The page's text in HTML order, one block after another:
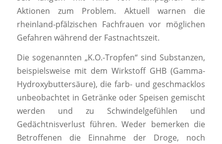
Aktionen zum Problem. Aktuell warnen die
rheinland-pfälzischen Fachfrauen vor möglichen
Gefahren während der Fastnachtszeit.
Die sogenannten „K.O.-Tropfen“ sind Substanzen,
beispielsweise mit dem Wirkstoff GHB (Gamma-
Hydroxybuttersäure), die farb- und geschmacklos
unbeobachtet in Getränke oder Speisen gemischt
werden und zu Schwindelgefühlen und
Gedächtnisverlust führen. Weder bemerken die
Betroffenen die Einnahme der Droge, noch